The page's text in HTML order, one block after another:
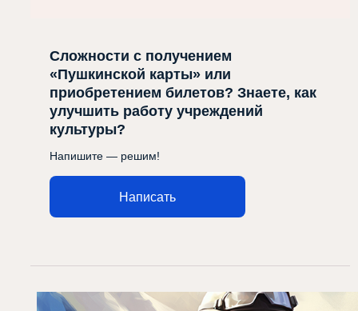
Сложности с получением
«Пушкинской карты» или
приобретением билетов? Знаете, как
улучшить работу учреждений
культуры?
Напишите — решим!
Написать